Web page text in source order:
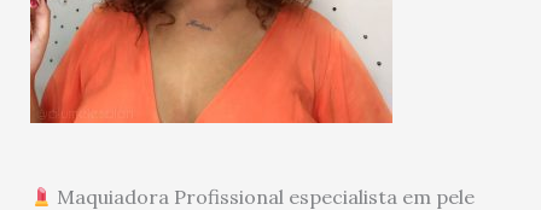
Maquiadora Profissional especialista em pele